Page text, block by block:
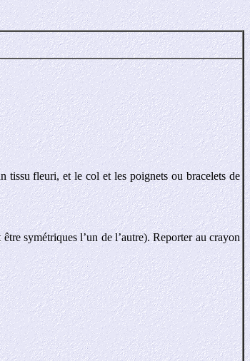
tissu fleuri, et le col et les poignets ou bracelets de
symétriques l’un de l’autre). Reporter au crayon